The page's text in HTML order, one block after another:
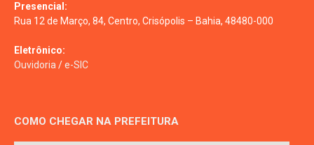
Presencial:
Rua 12 de Março, 84, Centro, Crisópolis – Bahia, 48480-000
Eletrônico:
Ouvidoria/e-SIC
COMO CHEGAR NA PREFEITURA